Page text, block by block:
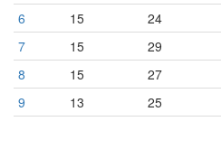
6
15 24
7
15 29
8
15 27
9
13 25